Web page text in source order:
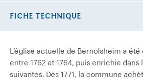
L’église actuelle de Bernolsheim a
entre 1762 et 1764, puis enrichie dans
suivantes. Dès 1771, la commune
FICHE TECHNIQUE